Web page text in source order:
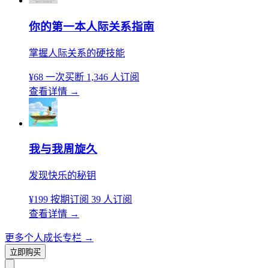
你的第一本人际关系指南
掌握人际关系的硬技能
¥68 一次买断 1,346 人订阅
查看详情 →
我与我周旋久
发现快乐的秘钥
¥199 按期订阅 39 人订阅
查看详情 →
更多个人成长专栏 →
立即购买